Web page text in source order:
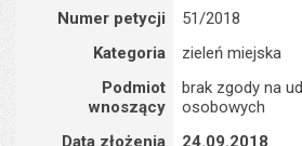
Numer petycji
51/2018
Kategoria
zieleń miejska
Podmiot
wnoszący
brak zgody na
osobowych
Data złożenia
24.09.2018